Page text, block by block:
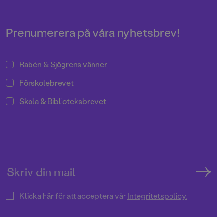
Prenumerera på våra nyhetsbrev!
Rabén & Sjögrens vänner
Förskolebrevet
Skola & Biblioteksbrevet
Klicka här för att acceptera vårIntegritetspolicy.